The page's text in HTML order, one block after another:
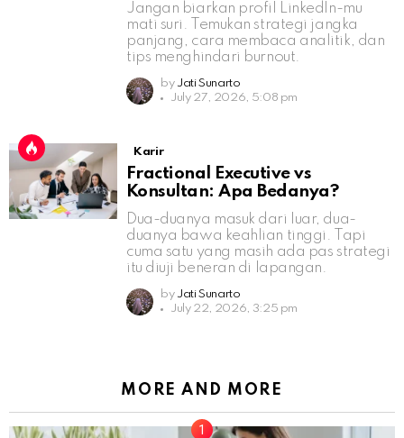
Jangan biarkan profil LinkedIn-mu
mati suri. Temukan strategi jangka
panjang, cara membaca analitik, dan
tips menghindari burnout.
by Jati Sunarto
July 27, 2026, 5:08 pm
Karir
Fractional Executive vs
Konsultan: Apa Bedanya?
Dua-duanya masuk dari luar, dua-
duanya bawa keahlian tinggi. Tapi
cuma satu yang masih ada pas strategi
itu diuji beneran di lapangan.
by Jati Sunarto
July 22, 2026, 3:25 pm
MORE AND MORE